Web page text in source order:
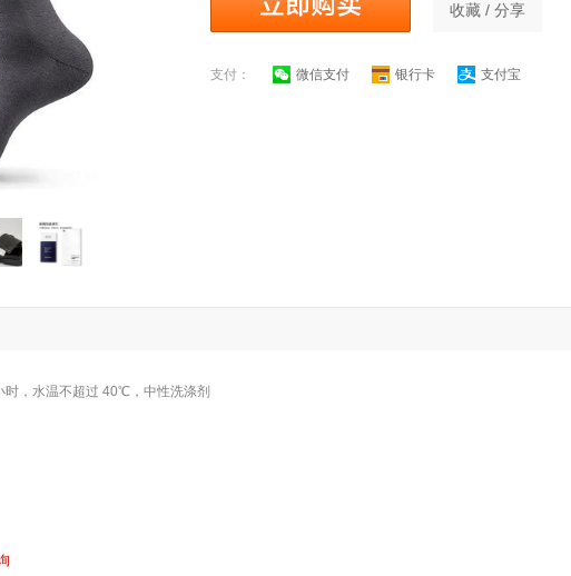
收藏 / 分享
支付： 微信支付 银行卡 支付宝
，水温不超过 40℃，中性洗涤剂